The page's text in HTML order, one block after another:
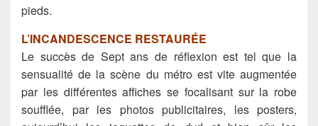
pieds.
L’INCANDESCENCE RESTAURÉE
Le succès de Sept ans de réflexion est tel que la
sensualité de la scène du métro est vite augmentée
par les différentes affiches se focalisant sur la robe
soufflée, par les photos publicitaires, les posters,